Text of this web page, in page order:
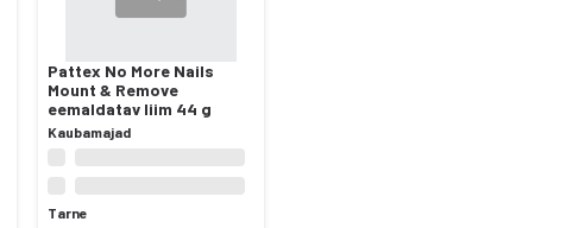
Pattex No More Nails
Mount & Remove
eemaldatav liim 44 g
Kaubamajad
Tarne